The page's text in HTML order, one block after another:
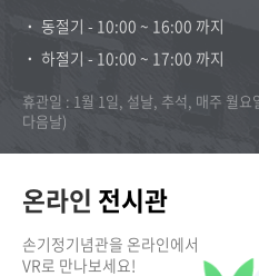
˙ 동절기 - 10:00 ~ 16:00 까지
˙ 하절기 - 10:00 ~ 17:00 까지
휴관일 : 1월 1일, 설날, 추석, 매주 월요
다음날)
온라인 전시관
손기정기념관을 온라인에서
VR로 만나보세요!